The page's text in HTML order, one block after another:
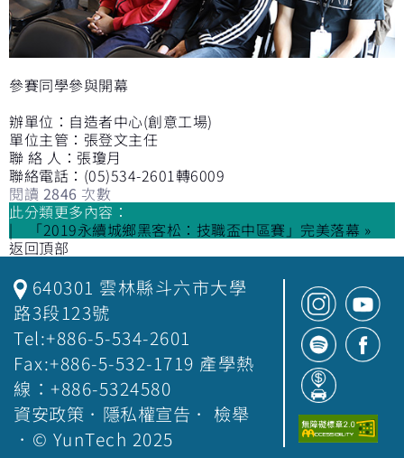
參賽同學參與開幕
辦單位：自造者中心(創意工場)
單位主管：張登文主任
聯 絡 人：張瓊月
聯絡電話：(05)534-2601轉6009
閱讀 2846 次數
此分類更多內容：
「2019永續城鄉黑客松：技職盃中區賽」完美落幕 »
返回頂部
640301 雲林縣斗六市大學
路3段123號
Tel:+886-5-534-2601
Fax:+886-5-532-1719 產學熱
線：+886-5324580
資安政策 ． 隱私權宣告 ． 檢舉
．© YunTech 2025